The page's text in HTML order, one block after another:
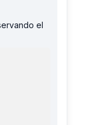
el